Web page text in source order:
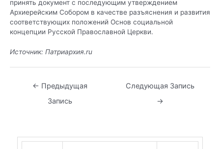
принять документ с последующим утверждением
Архиерейским Собором в качестве разъяснения и развития
соответствующих положений Основ социальной
концепции Русской Православной Церкви.
Источник: Патриархия.ru
Навигация
← Предыдущая
Запись
Следующая Запись
→